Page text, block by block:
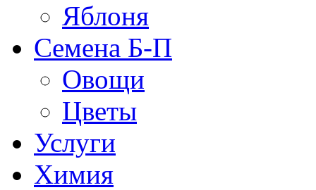
Яблоня
Семена Б-П
Овощи
Цветы
Услуги
Химия